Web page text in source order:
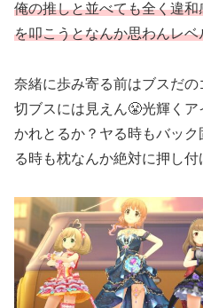
俺の推しと並べても全く違
を叩こうとなんか思わんレ
奈緒に歩み寄る前はブスだ
切ブスには見えん😤光輝く
かれとるか？ヤる時もバッ
る時も枕なんか絶対に押し付